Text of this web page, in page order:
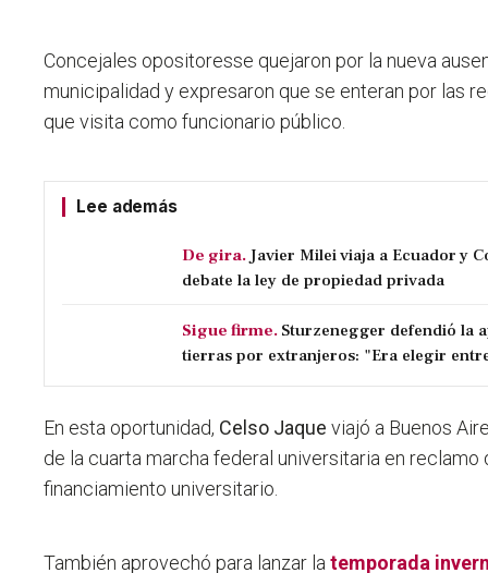
Concejales opositoresse quejaron por la nueva
municipalidad y expresaron que se enteran por las
que visita como funcionario público.
Lee además
De gira.Javier Milei viaja a Ecuador y
debate la ley de propiedad privada
Sigue firme. Sturzenegger defendió la
tierras por extranjeros: "Era elegir
En esta oportunidad, Celso Jaqueviajó a Buenos
de la cuarta marcha federal universitaria en reclamo
financiamiento universitario.
También aprovechó para lanzar latemporada